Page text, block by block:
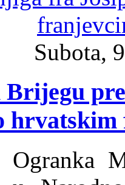
Subota,
Brijegu
Ogranka